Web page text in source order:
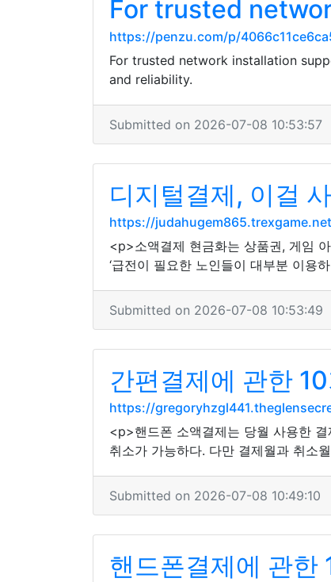
For trusted
https://penzu.com/p/
For trusted network installation
and reliability.
Submitted on 2026-07-08 10:53:57
디지털결제, 이걸
https://
<p>소액결제 현금화는 상품권, 게임
‘급전이 필요한 노인들이 대부분 이용
Submitted on 2026-07-08 10:53:49
간편결제에 관한
https://
<p>핸드폰 소액결제는 당월 사용한
취소가 가능하다. 다만 결제월과 취소
Submitted on 2026-07-08 10:49:10
핸드폰결제에 관한